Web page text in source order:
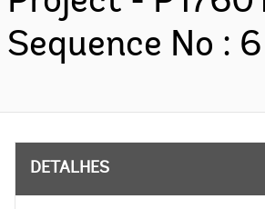
Sequence No :
DETALHES